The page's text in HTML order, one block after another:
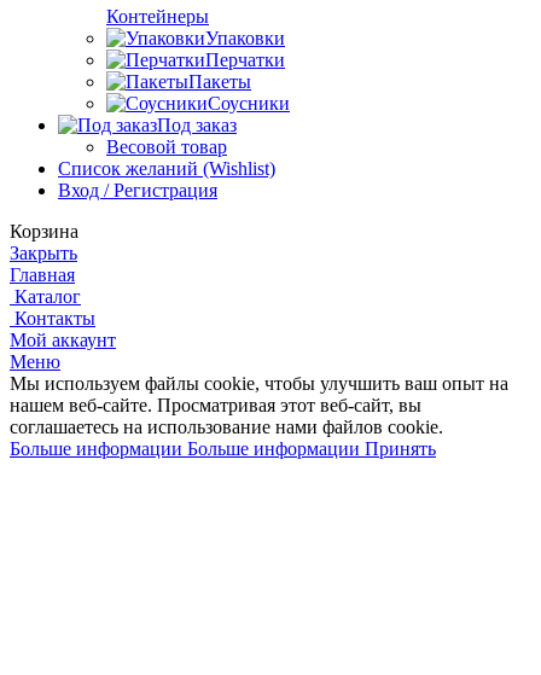
Контейнеры
Упаковки
Перчатки
Пакеты
Соусники
Под заказ
Весовой товар
Список желаний (Wishlist)
Вход / Регистрация
Корзина
Закрыть
Главная
Каталог
Контакты
Мой аккаунт
Меню
Мы используем файлы cookie, чтобы улучшить ваш опыт на
нашем веб-сайте. Просматривая этот веб-сайт, вы
соглашаетесь на использование нами файлов cookie.
Больше информации Больше информации Принять